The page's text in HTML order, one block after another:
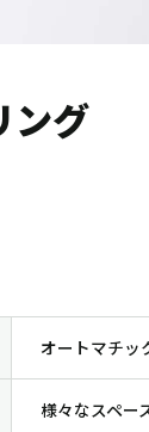
ング
オートマチッ
様々なスペー